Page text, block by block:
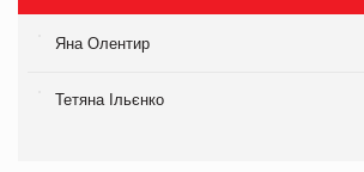
Яна Олентир
Тетяна Ільєнко